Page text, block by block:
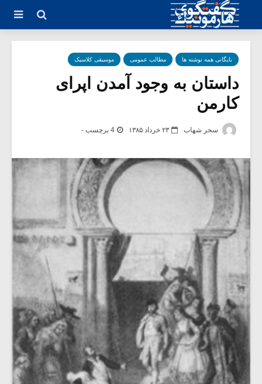
بایگانی همه نوشته ها مطالب عمومی موسیقی کلاسیک
داستان به وجود آمدن اپرای
کارمن
سحر شهاب ۲۳ خرداد ۱۳۸۵ 4 برچسب -